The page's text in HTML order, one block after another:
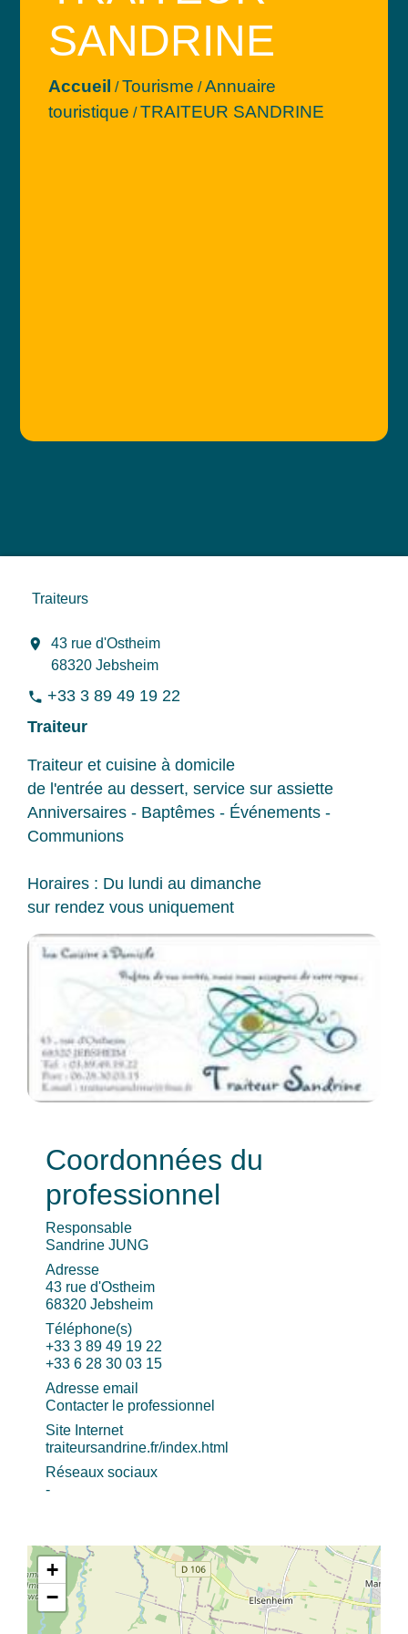
SANDRINE
Accueil /Tourisme /Annuaire
touristique /TRAITEUR SANDRINE
Traiteurs
location_on
43 rue d'Ostheim
68320 Jebsheim
phone +33 3 89 49 19 22
Traiteur
Traiteur et cuisine à domicile
de l'entrée au dessert, service sur assiette
Anniversaires - Baptêmes - Événements -
Communions
Horaires : Du lundi au dimanche
sur rendez vous uniquement
Coordonnées du
professionnel
Responsable
Sandrine JUNG
Adresse
43 rue d'Ostheim
68320 Jebsheim
Téléphone(s)
+33 3 89 49 19 22
+33 6 28 30 03 15
Adresse email
Contacter le professionnel
Site Internet
traiteursandrine.fr/index.html
Réseaux sociaux
-
+
−